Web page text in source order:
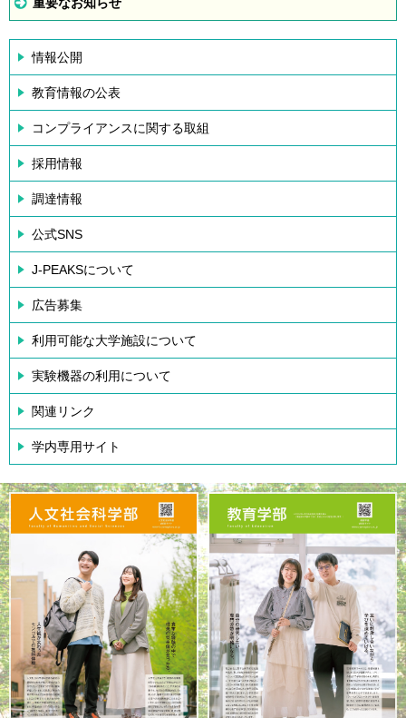
情報公開
教育情報の公表
コンプライアンスに関する取組
採用情報
調達情報
公式SNS
J-PEAKSについて
広告募集
利用可能な大学施設について
実験機器の利用について
関連リンク
学内専用サイト